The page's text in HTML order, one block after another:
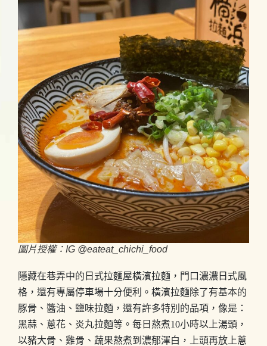
圖片授權：IG @eateat_chichi_food
隱藏在巷弄中的日式拉麵屋橫濱拉麵，門口濃濃日式風
格，還有專屬停車場十分便利。橫濱拉麵除了有基本的
豚骨、醬油、鹽味拉麵，還有許多特別的品項，像是：
黑蒜、蔥花、炎丸拉麵等。每日熬煮10小時以上湯頭，
以豬大骨、雞骨、蔬果熬煮到濃郁渾白，上頭再放上蔥